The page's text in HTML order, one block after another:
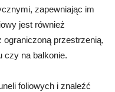
zapewniając im
jest również
ograniczoną przestrzenią,
czy na balkonie.
foliowych i znaleźć